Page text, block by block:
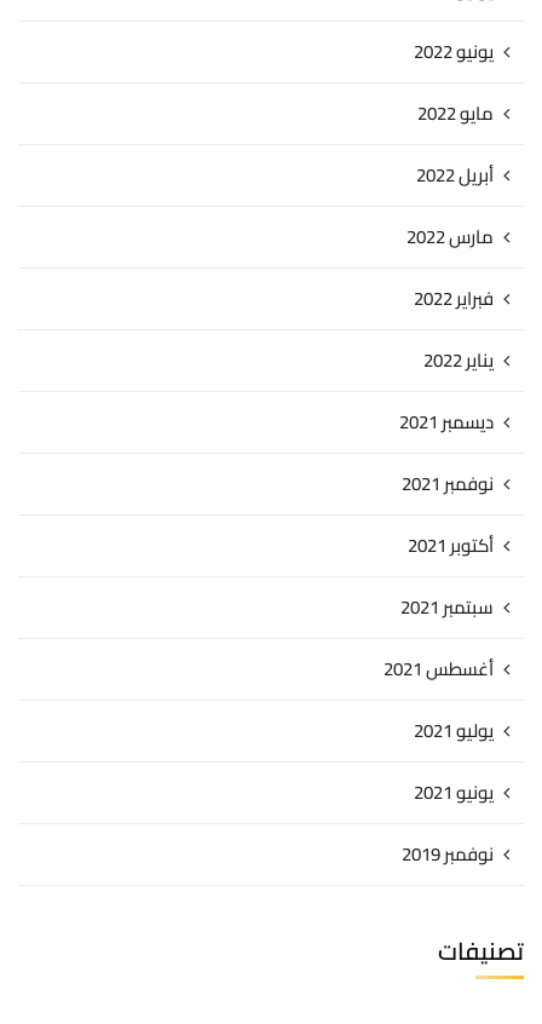
يونيو 2022
مايو 2022
أبريل 2022
مارس 2022
فبراير 2022
يناير 2022
ديسمبر 2021
نوفمبر 2021
أكتوبر 2021
سبتمبر 2021
أغسطس 2021
يوليو 2021
يونيو 2021
نوفمبر 2019
تصنيفات